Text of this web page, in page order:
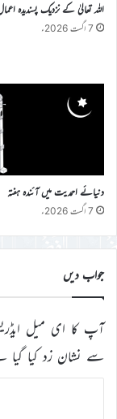
اللہ تعالیٰ کے نزدیک پسندیدہ
7 اگست 2026ء
دنیائے احمدیت میں آئندہ ہفتہ
7 اگست 2026ء
جواب دیں
آپ کا ای میل
سے نشان زد کیا گیا